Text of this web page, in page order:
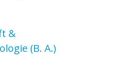
&
(B. A.)